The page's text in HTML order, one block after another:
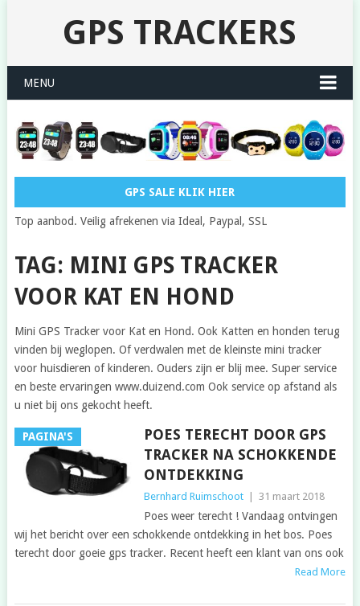
GPS TRACKERS
MENU
GPS SALE KLIK HIER
Top aanbod. Veilig afrekenen via Ideal, Paypal, SSL
TAG: MINI GPS TRACKER
VOOR KAT EN HOND
Mini GPS Tracker voor Kat en Hond. Ook Katten en honden terug
vinden bij weglopen. Of verdwalen met de kleinste mini tracker
voor huisdieren of kinderen. Ouders zijn er blij mee. Super service
en beste ervaringen www.duizend.com Ook service op afstand als
u niet bij ons gekocht heeft.
PAGINA'S
POES TERECHT DOOR GPS
TRACKER NA SCHOKKENDE
ONTDEKKING
Bernhard Ruimschoot 31 maart 2018
Poes weer terecht ! Vandaag ontvingen
wij het bericht over een schokkende ontdekking in het bos. Poes
terecht door goeie gps tracker. Recent heeft een klant van ons ook
Read More